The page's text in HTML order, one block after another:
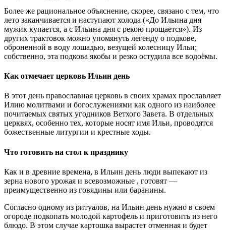
Более же рациональное объяснение, скорее, связано с тем, что
лето заканчивается и наступают холода («До Ильина дня
мужик купается, а с Ильина дня с рекою прощается»). Из
других трактовок можно упомянуть легенду о подкове,
оброненной в воду лошадью, везущей колесницу Ильи;
собственно, эта подкова якобы и резко остудила все водоёмы.
Как отмечает церковь Ильин день
В этот день православная церковь в своих храмах прославляет
Илию молитвами и богослужениями как одного из наиболее
почитаемых святых угодников Ветхого Завета. В отдельных
церквях, особенно тех, которые носят имя Ильи, проводятся
божественные литургии и крестные ходы.
Что готовить на стол к празднику
Как и в древние времена, в Ильин день люди выпекают из
зерна нового урожая и всевозможные , готовят —
преимущественно из говядины или баранины.
Согласно одному из ритуалов, на Ильин день нужно в своем
огороде подкопать молодой картофель и приготовить из него
блюдо. В этом случае картошка вырастет отменная и будет